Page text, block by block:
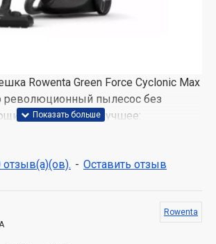
Rowenta Green Force Cyclonic Max
революционный пылесос без
в себе самое лучшее:
такой же производительностью,
пылесос Rowenta с
900 Вт, обеспечивает
- Оставить отзыв
Rowenta